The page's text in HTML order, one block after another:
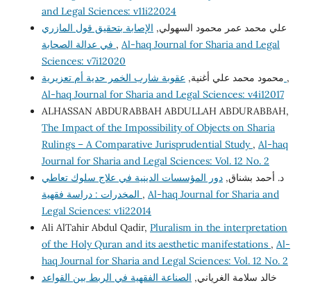
and Legal Sciences: v11i22024
علي محمد عمر محمود السهولي, الإصابة بتحقيق قول المازري
, Al-haq Journal for Sharia and Legal
Sciences: v7i12020
محمود محمد علي أغنية, ,
Al-haq Journal for Sharia and Legal Sciences: v4i12017
ALHASSAN ABDURABBAH ABDULLAH ABDURABBAH,
The Impact of the Impossibility of Objects on Sharia
Rulings – A Comparative Jurisprudential Study , Al-haq
Journal for Sharia and Legal Sciences: Vol. 12 No. 2
د. أحمد بشناق,دور المؤسسات الدينية في علاج سلوك تعاطي
, Al-haq Journal for Sharia and
Legal Sciences: v1i22014
Ali AlTahir Abdul Qadir, Pluralism in the interpretation
of the Holy Quran and its aesthetic manifestations , Al-
haq Journal for Sharia and Legal Sciences: Vol. 12 No. 2
خالد سلامة الغرياني, الصناعة الفقهية في الربط بين القواعد